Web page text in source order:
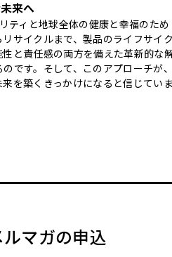
来へ
ティと地球全体の健康と幸福のため
サイクルまで、製品のライフサイ
と責任感の両方を備えた革新的な
です。そして、このアプローチが
を築くきっかけになると信じてい
ルマガの申込